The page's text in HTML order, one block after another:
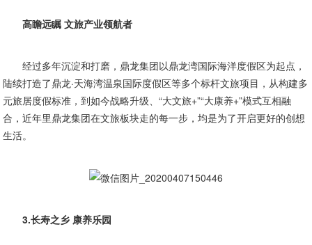
高瞻远瞩 文旅产业领航者
经过多年沉淀和打磨，鼎龙集团以鼎龙湾国际海洋度假区为起点，
陆续打造了鼎龙·天海湾温泉国际度假区等多个标杆文旅项目，从构建多
元旅居度假标准，到如今战略升级、“大文旅+”“大康养+”模式互相融
合，近年里鼎龙集团在文旅板块走的每一步，均是为了开启更好的创想
生活。
3.长寿之乡 康养乐园